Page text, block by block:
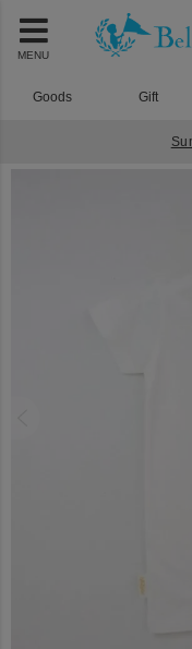
MENU
Goods Gift
プリティパ